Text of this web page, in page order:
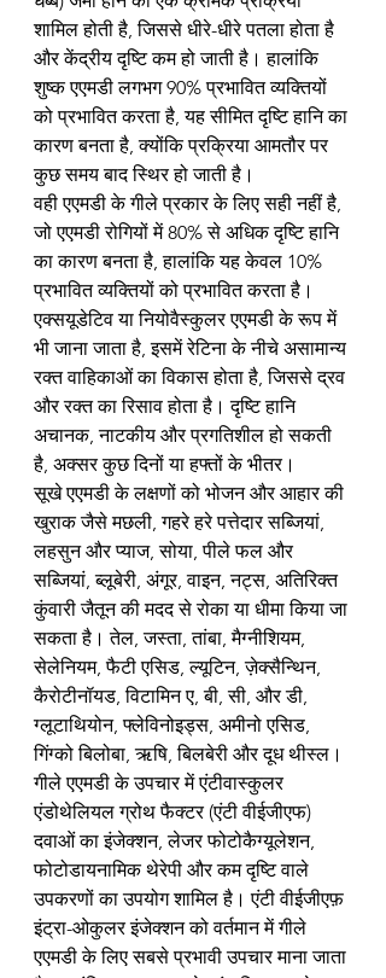
शामिल होती है, जिससे धीरे-धीरे पतला होता है
और केंद्रीय दृष्टि कम हो जाती है। हालांकि
शुष्क एएमडी लगभग 90% प्रभावित व्यक्तियों
को प्रभावित करता है, यह सीमित दृष्टि हानि का
कारण बनता है, क्योंकि प्रक्रिया आमतौर पर
कुछ समय बाद स्थिर हो जाती है।
वही एएमडी के गीले प्रकार के लिए सही नहीं है,
जो एएमडी रोगियों में 80% से अधिक दृष्टि हानि
का कारण बनता है, हालांकि यह केवल 10%
प्रभावित व्यक्तियों को प्रभावित करता है।
एक्सयूडेटिव या नियोवैस्कुलर एएमडी के रूप में
भी जाना जाता है, इसमें रेटिना के नीचे असामान्य
रक्त वाहिकाओं का विकास होता है, जिससे द्रव
और रक्त का रिसाव होता है। दृष्टि हानि
अचानक, नाटकीय और प्रगतिशील हो सकती
है, अक्सर कुछ दिनों या हफ्तों के भीतर।
सूखे एएमडी के लक्षणों को भोजन और आहार की
खुराक जैसे मछली, गहरे हरे पत्तेदार सब्जियां,
लहसुन और प्याज, सोया, पीले फल और
सब्जियां, ब्लूबेरी, अंगूर, वाइन, नट्स, अतिरिक्त
कुंवारी जैतून की मदद से रोका या धीमा किया जा
सकता है। तेल, जस्ता, तांबा, मैग्नीशियम,
सेलेनियम, फैटी एसिड, ल्यूटिन, ज़ेक्सैन्थिन,
कैरोटीनॉयड, विटामिन ए, बी, सी, और डी,
ग्लूटाथियोन, फ्लेविनोइड्स, अमीनो एसिड,
गिंग्को बिलोबा, ऋषि, बिलबेरी और दूध थीस्ल।
गीले एएमडी के उपचार में एंटीवास्कुलर
एंडोथेलियल ग्रोथ फैक्टर (एंटी वीईजीएफ)
दवाओं का इंजेक्शन, लेजर फोटोकैग्यूलेशन,
फोटोडायनामिक थेरेपी और कम दृष्टि वाले
उपकरणों का उपयोग शामिल है। एंटी वीईजीएफ़
इंट्रा-ओकुलर इंजेक्शन को वर्तमान में गीले
एएमडी के लिए सबसे प्रभावी उपचार माना जाता